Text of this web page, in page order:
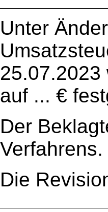
Unter
25.07.2023
auf ... €
Der
Verfahrens.
Die